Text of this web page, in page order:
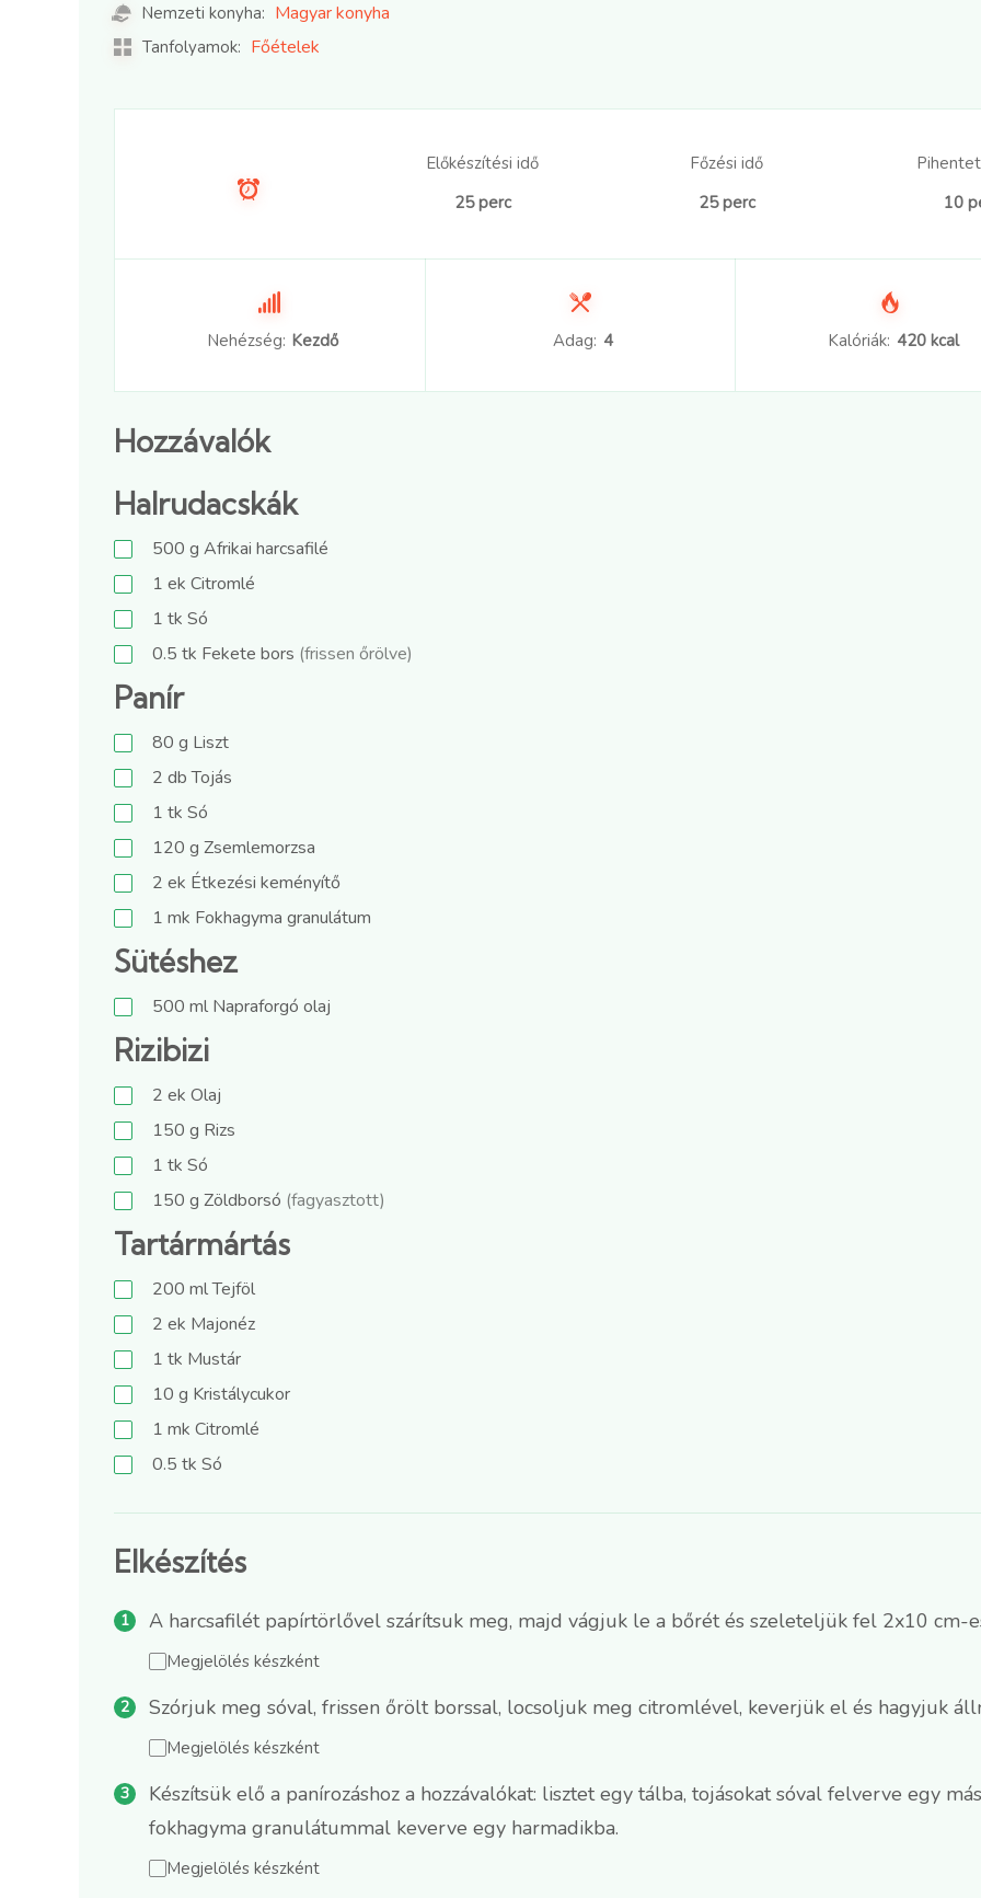
Nemzeti konyha: Magyar konyha
Tanfolyamok: Főételek
Előkészítési idő
25 perc
Főzési idő
25 perc
10
Nehézség: Kezdő Adag: 4 Kalóriák: 420 kcal
Hozzávalók
Halrudacskák
500 g Afrikai harcsafilé
1 ek Citromlé
1 tk Só
0.5 tk Fekete bors (frissen őrölve)
Panír
80 g Liszt
2 dbTojás
1 tk Só
120 g Zsemlemorzsa
2 ek Étkezési keményítő
1 mk Fokhagyma granulátum
Sütéshez
500 ml Napraforgó olaj
Rizibizi
2 ek Olaj
150 g Rizs
1 tk Só
150 g Zöldborsó (fagyasztott)
Tartármártás
200 mlTejföl
2 ek Majonéz
1 tk Mustár
10 g Kristálycukor
1 mk Citromlé
0.5 tk Só
Elkészítés
A harcsafilét papírtörlővel szárítsuk meg, majd vágjuk le a bőrét és szeleteljük fel 2x10 cm-
Megjelölés készként
Szórjuk meg sóval, frissen őrölt borssal, locsoljuk meg citromlével, keverjük el és hagyjuk
Megjelölés készként
Készítsük elő a panírozáshoz a hozzávalókat: lisztet egy tálba, tojásokat sóval felverve egy
fokhagyma granulátummal keverve egy harmadikba.
Megjelölés készként